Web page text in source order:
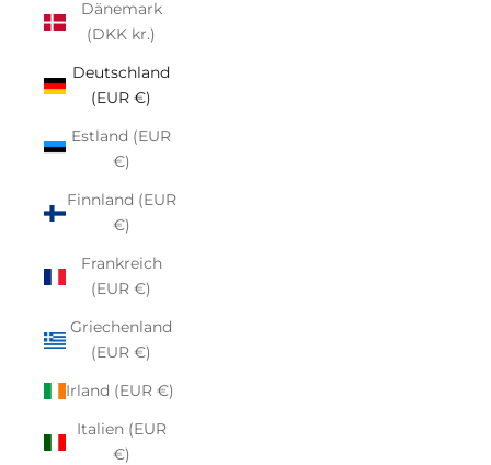
Dänemark
(DKK kr.)
Deutschland
(EUR €)
Estland (EUR
€)
Finnland (EUR
€)
Frankreich
(EUR €)
Griechenland
(EUR €)
Irland (EUR €)
Italien (EUR
€)